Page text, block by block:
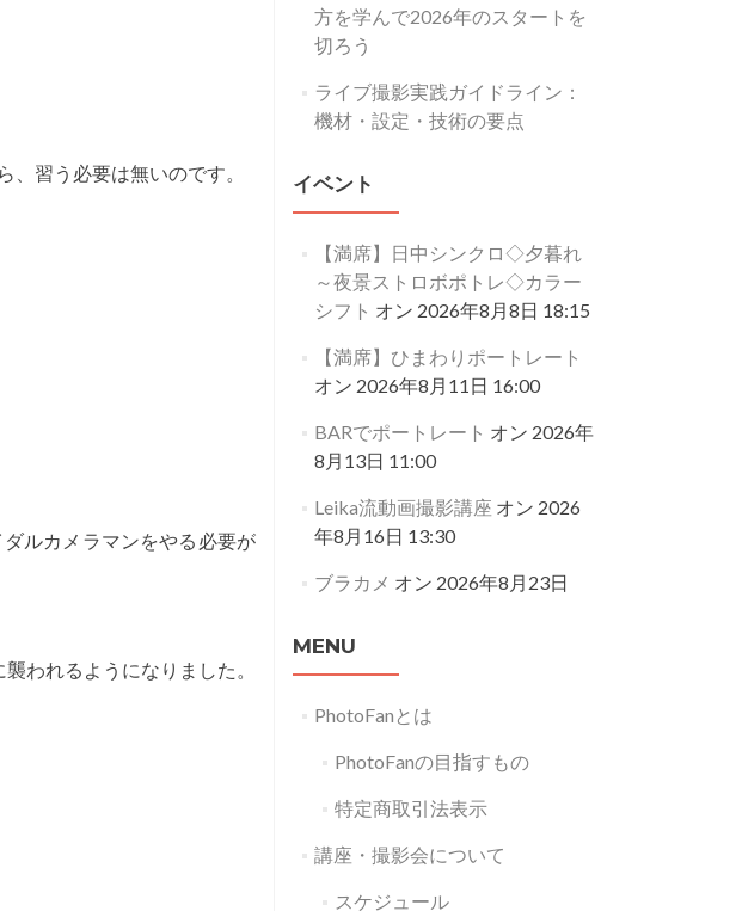
、習う必要は無いのです。
ルカメラマンをやる必要が
われるようになりました。
方を学んで2026年のスタートを
切ろう
ライブ撮影実践ガイドライン：
機材・設定・技術の要点
イベント
【満席】日中シンクロ◇夕暮れ
～夜景ストロボポトレ◇カラー
シフト オン 2026年8月8日 18:15
【満席】ひまわりポートレート
オン 2026年8月11日 16:00
BARでポートレート オン 2026年
8月13日 11:00
Leika流動画撮影講座 オン 2026
年8月16日 13:30
ブラカメ オン 2026年8月23日
MENU
PhotoFanとは
PhotoFanの目指すもの
特定商取引法表示
講座・撮影会について
スケジュール